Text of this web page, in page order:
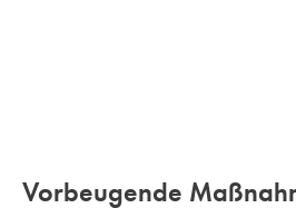
Vorbeugende